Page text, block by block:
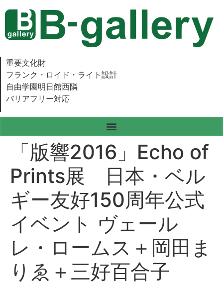
重要文化財
フランク・ロイド・ライト設計
自由学園明日館西隣
バリアフリー対応
「版響2016」Echo of
Prints展 日本・ベル
ギー友好150周年公式
イベント ヴェール
レ・ロームス＋岡田ま
りゑ＋三好百合子